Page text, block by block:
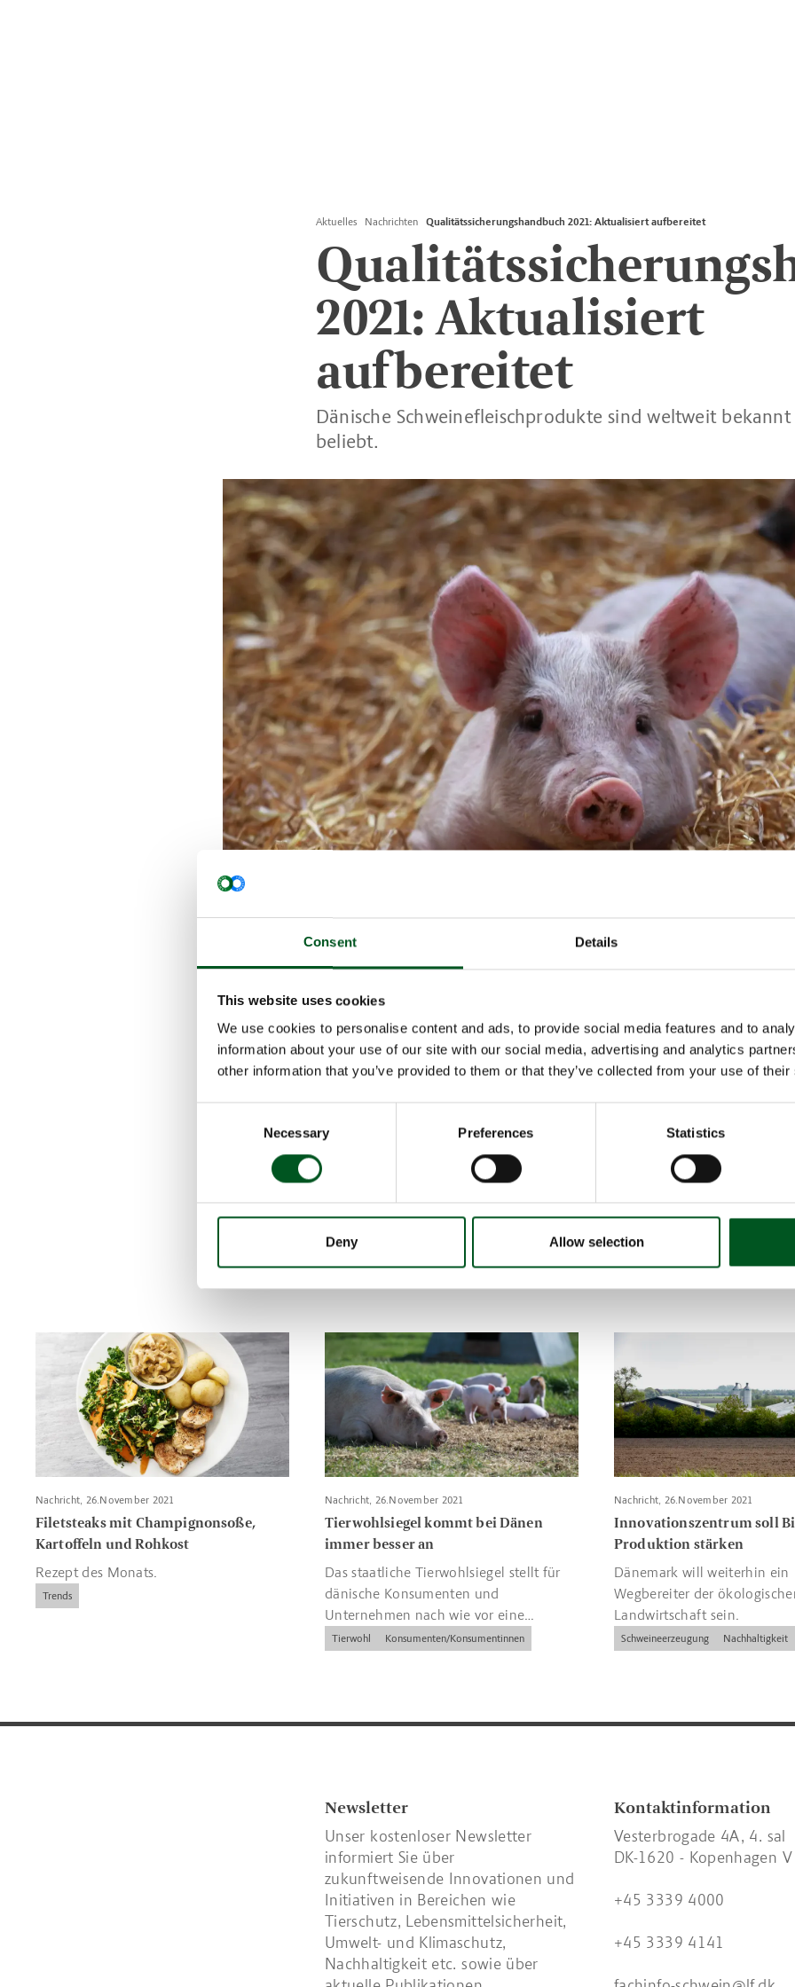
Consent Details
This website uses cookies
We use cookies to personalise content and ads, to provide social media features and to
information about your use of our site with our social media, advertising and analytics
other information that you’ve provided to them or that they’ve collected from your use of
Necessary Preferences Statistics
Deny Allow selection
Aktuelles Nachrichten Qualitätssicherungshandbuch 2021: Aktualisiert aufbereitet
2021: Aktualisiert
aufbereitet
Dänische Schweinefleischprodukte sind weltweit
beliebt.
Die zugrundeliegenden Standards und Systeme sind im
Qualitätssicherungshandbuch zusammengefasst, das nun in
lesefreundlich aufbereiteter Neuauflage vorliegt. Zur Zielgruppe
Abnehmer und andere Fachleute, die sich für die dänische
Schweinefleischproduktion interessieren.
Die Publikation vermittelt Einblick in die Vorgaben und
gesamten Wertschöpfungskette – von Genetik, Zucht und Mast
Schlachtung und Zerlegung bis hin zu versandfertigen Produkten –
ein besseres Verständnis der dänischen Schweinebranche, ihrer
Ihr Exemplar erhalten Sie
Read more about Filetsteaks mit Champignonsoße, Kartoffeln und Rohkost
Nachricht, 26.November 2021
Filetsteaks mit Champignonsoße,
Kartoffeln und Rohkost
Rezept des Monats.
Trends
Read more about Tierwohlsiegel kommt bei Dänen immer besser an
Nachricht, 26.November 2021
Tierwohlsiegel kommt bei Dänen
immer besser an
Das staatliche Tierwohlsiegel stellt für
dänische Konsumenten und
Unternehmen nach wie vor eine
wichtige Richtschnur und
Tierwohl Konsumenten/Konsumentinnen
Nachricht, 26.November 2021
Innovationszentrum soll
Produktion stärken
Dänemark will weiterhin ein
Wegbereiter der
Landwirtschaft sein.
Schweineerzeugung Nachhaltigkeit
Newsletter
Unser kostenloser Newsletter
informiert Sie über
zukunftweisende Innovationen und
Initiativen in Bereichen wie
Tierschutz, Lebensmittelsicherheit,
Umwelt- und Klimaschutz,
Nachhaltigkeit etc. sowie über
Kontaktinformation
Vesterbrogade 4A, 4. sal
DK-1620 - Kopenhagen V
+45 3339 4000
+45 3339 4141